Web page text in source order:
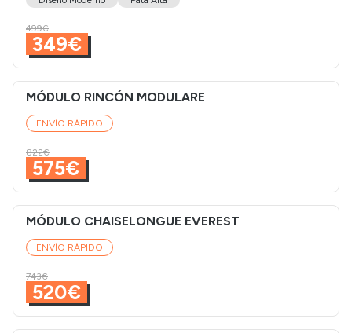
499€
349€
MÓDULO RINCÓN MODULARE
ENVÍO RÁPIDO
822€
575€
MÓDULO CHAISELONGUE EVEREST
ENVÍO RÁPIDO
743€
520€